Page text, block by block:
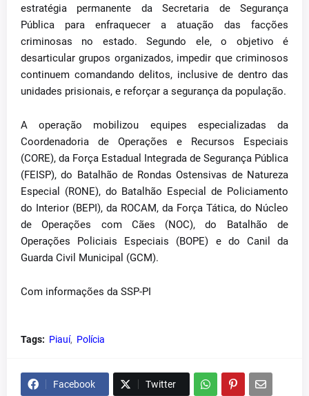
estratégia permanente da Secretaria de Segurança
Pública para enfraquecer a atuação das facções
criminosas no estado. Segundo ele, o objetivo é
desarticular grupos organizados, impedir que criminosos
continuem comandando delitos, inclusive de dentro das
unidades prisionais, e reforçar a segurança da população.
A operação mobilizou equipes especializadas da
Coordenadoria de Operações e Recursos Especiais
(CORE), da Força Estadual Integrada de Segurança Pública
(FEISP), do Batalhão de Rondas Ostensivas de Natureza
Especial (RONE), do Batalhão Especial de Policiamento
do Interior (BEPI), da ROCAM, da Força Tática, do Núcleo
de Operações com Cães (NOC), do Batalhão de
Operações Policiais Especiais (BOPE) e do Canil da
Guarda Civil Municipal (GCM).
Com informações da SSP-PI
Tags: Piauí Polícia
Facebook Twitter